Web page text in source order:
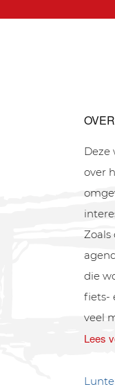
Deze
over
Zoals
die
fiets-
veel
Lees